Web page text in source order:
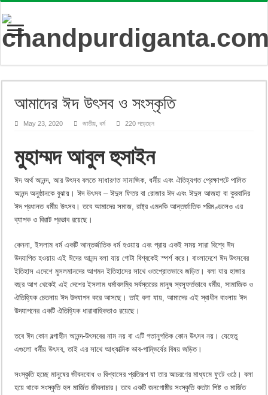
আমাদের ঈদ উৎসব ও সংস্কৃতি
May 23, 2020 জাতীয় ,ধর্ম 220 পড়েছেন
মুহাম্মদ আবুল হুসাইন
ঈদ অর্থ আনন্দ, আর উৎসব বলতে সাধারণত সামাজিক, ধর্মীয় এবং ঐতিহ্যগত প্রেক্ষাপটে পালিত
আনন্দ অনুষ্ঠানকে বুঝায়। ঈদ উৎসব – ঈদুল ফিতর বা রোজার ঈদ এবং ঈদুল আজহা বা কুরবানির
ঈদ প্রধানত ধর্মীয় উৎসব। তবে আমাদের সমাজ, রাষ্ট্র এমনকি আন্তর্জাতিক পরিমণ্ডলেও এর
ব্যাপক ও বিরাট প্রভাব রয়েছে।
কেননা, ইসলাম ধর্ম একটি আন্তর্জাতিক ধর্ম হওয়ায় এবং প্রায় একই সময় সারা বিশ্বে ঈদ
উদযাপিত হওয়ায় এই ঈদের আনন্দ বলা যায় গোটা বিশ্বকেই স্পর্শ করে। বাংলাদেশে ঈদ উৎসবের
ইতিহাস এদেশে মুসলমানদের আগমন ইতিহাসের সাথে ওতপ্রোতভাবে জড়িত। বলা যায় হাজার
বছর আগ থেকেই এই দেশের ইসলাম ধর্মাবলম্বি সর্বস্তরের মানুষ স্বস্ফূর্তভাবে ধর্মীয়, সামাজিক ও
ঐতিহ্যিক চেতনায় ঈদ উদযাপন করে আসছে। তাই বলা যায়, আমাদের এই স্বাধীন বাংলায় ঈদ
উদযাপনের একটি ঐতিহ্যিক ধারাবাহিকতাও রয়েছে।
তবে ঈদ কোন বল্গাহীন আনন্দ-উৎসবের নাম নয় বা এটি গতানুগতিক কোন উৎসব নয়। যেহেতু
এগুলো ধর্মীয় উৎসব, তাই এর সাথে আধ্যাত্মিক ভাব-গাম্ভির্যের বিষয় জড়িত।
সংস্কৃতি হচ্ছে মানুষের জীবনবোধ ও বিশ্বাসের প্রতিরূপ যা তার আচরণের মাধ্যমে ফুটে ওঠে। বলা
হয়ে থাকে সংস্কৃতি হল মার্জিত জীবনাচার। তবে একটি জনগোষ্ঠীর সংস্কৃতি কতটা শিষ্ট ও মার্জিত